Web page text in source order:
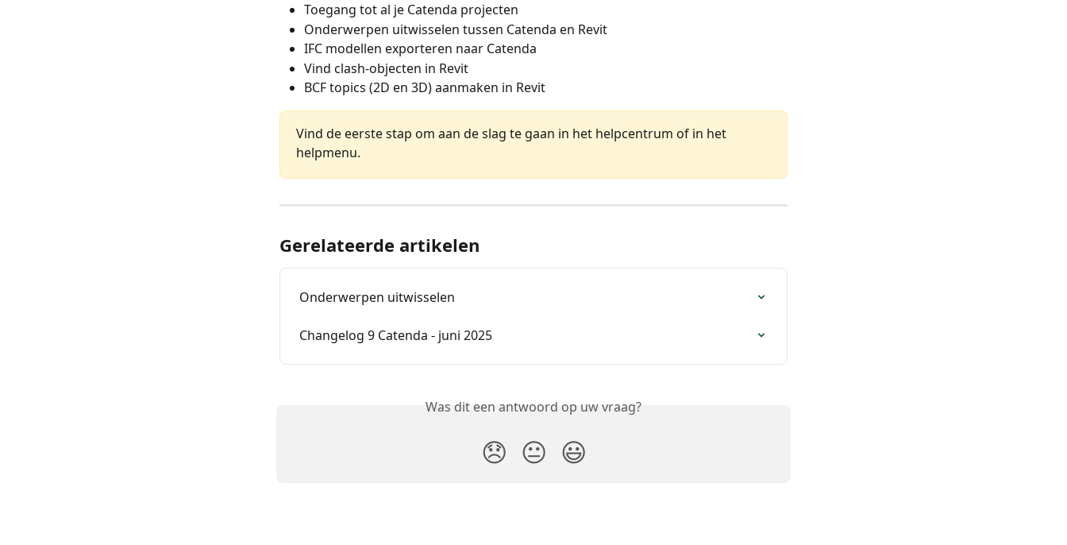
Toegang tot al je Catenda projecten
Onderwerpen uitwisselen tussen Catenda en Revit
IFC modellen exporteren naar Catenda
Vind clash-objecten in Revit
BCF topics (2D en 3D) aanmaken in Revit
Vind de eerste stap om aan de slag te gaan in het helpcentrum of in het
helpmenu.
Gerelateerde artikelen
Onderwerpen uitwisselen
Changelog 9 Catenda - juni 2025
Was dit een antwoord op uw vraag?
😞 😐 😃